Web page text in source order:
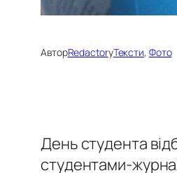
АвторRedactorуТексти, Фото
День студента
студентами-